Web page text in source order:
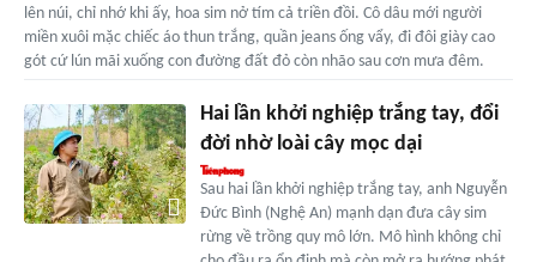
lên núi, chỉ nhớ khi ấy, hoa sim nở tím cả triền đồi. Cô dâu mới người
miền xuôi mặc chiếc áo thun trắng, quần jeans ống vẩy, đi đôi giày cao
gót cứ lún mãi xuống con đường đất đỏ còn nhão sau cơn mưa đêm.
Hai lần khởi nghiệp trắng tay, đổi
đời nhờ loài cây mọc dại
Sau hai lần khởi nghiệp trắng tay, anh Nguyễn
Đức Bình (Nghệ An) mạnh dạn đưa cây sim
rừng về trồng quy mô lớn. Mô hình không chỉ